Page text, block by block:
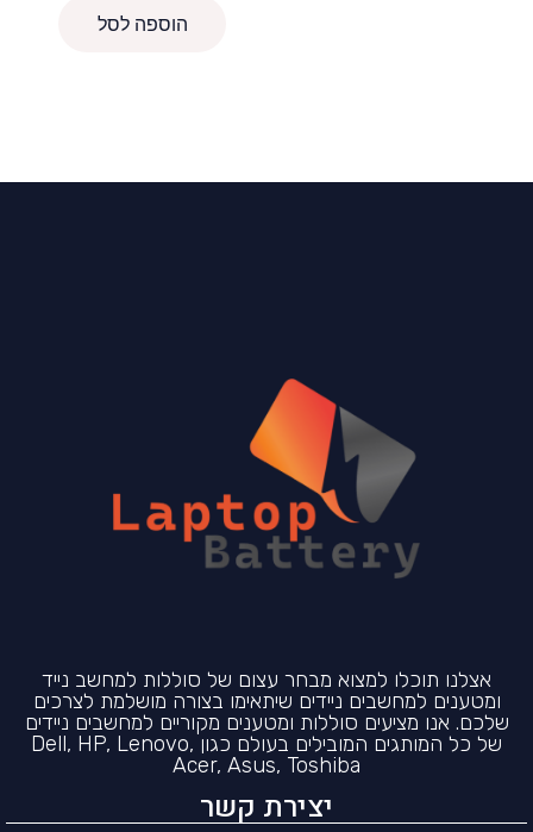
הוספה לסל
אצלנו תוכלו למצוא מבחר עצום של סוללות למחשב נייד
ומטענים למחשבים ניידים שיתאימו בצורה מושלמת לצרכים
שלכם. אנו מציעים סוללות ומטענים מקוריים למחשבים ניידים
של כל המותגים המובילים בעולם כגון Dell, HP, Lenovo,
Acer, Asus, Toshiba
יצירת קשר